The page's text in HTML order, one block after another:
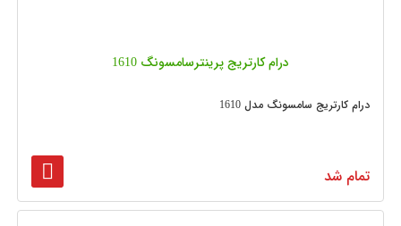
درام کارتریج پرینترسامسونگ 1610
درام کارتریج سامسونگ مدل 1610
تمام شد